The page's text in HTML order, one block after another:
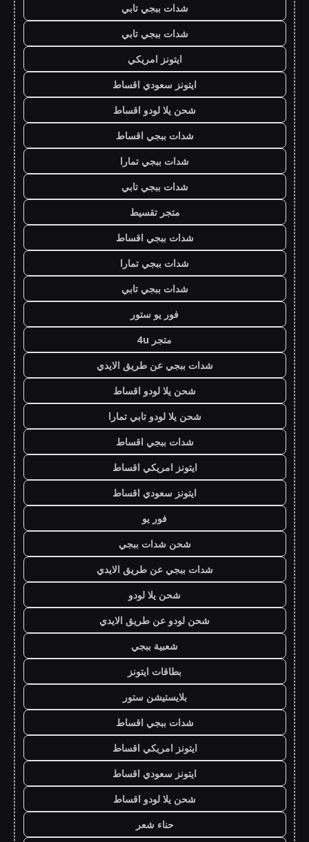
شدات ببجي تابي
شدات ببجي تابي
ايتونز امريكي
ايتونز سعودي اقساط
شحن يلا لودو اقساط
شدات ببجي اقساط
شدات ببجي تمارا
شدات ببجي تابي
متجر تقسيط
شدات ببجي اقساط
شدات ببجي تمارا
شدات ببجي تابي
فور يو ستور
متجر 4u
شدات ببجي عن طريق الايدي
شحن يلا لودو اقساط
شحن يلا لودو تابي تمارا
شدات ببجي اقساط
ايتونز امريكي اقساط
ايتونز سعودي اقساط
فور يو
شحن شدات ببجي
شدات ببجي عن طريق الايدي
شحن يلا لودو
شحن لودو عن طريق الايدي
شعبية ببجي
بطاقات ايتونز
بلايستيشن ستور
شدات ببجي اقساط
ايتونز امريكي اقساط
ايتونز سعودي اقساط
شحن يلا لودو اقساط
حناء شعر